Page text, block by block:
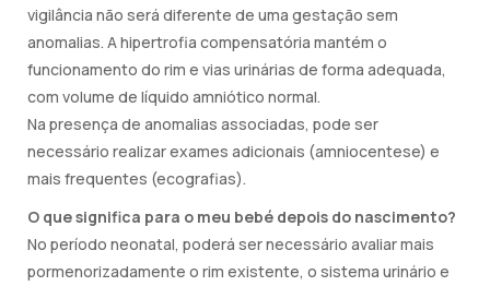
vigilância não será diferente de uma gestação sem
anomalias. A hipertrofia compensatória mantém o
funcionamento do rim e vias urinárias de forma adequada,
com volume de líquido amniótico normal.
Na presença de anomalias associadas, pode ser
necessário realizar exames adicionais (amniocentese) e
mais frequentes (ecografias).
O que significa para o meu bebé depois do nascimento?
No período neonatal, poderá ser necessário avaliar mais
pormenorizadamente o rim existente, o sistema urinário e